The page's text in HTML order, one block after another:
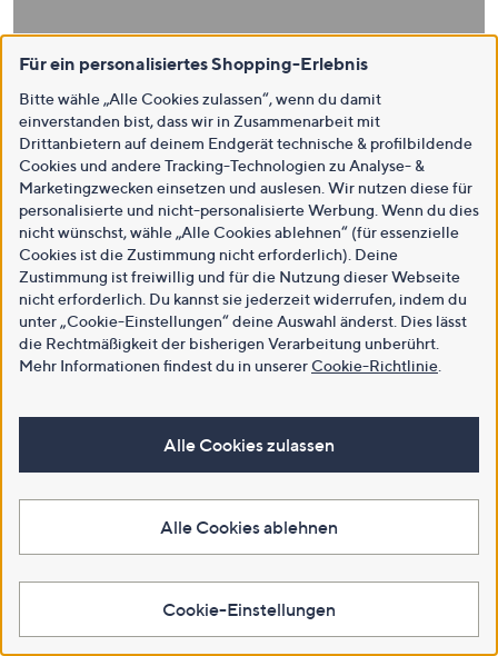
Für ein personalisiertes Shopping-Erlebnis
Bitte wähle „Alle Cookies zulassen“, wenn du damit
einverstanden bist, dass wir in Zusammenarbeit mit
Drittanbietern auf deinem Endgerät technische & profilbildende
Cookies und andere Tracking-Technologien zu Analyse- &
Marketingzwecken einsetzen und auslesen. Wir nutzen diese für
personalisierte und nicht-personalisierte Werbung. Wenn du dies
nicht wünschst, wähle „Alle Cookies ablehnen“ (für essenzielle
Cookies ist die Zustimmung nicht erforderlich). Deine
Zustimmung ist freiwillig und für die Nutzung dieser Webseite
nicht erforderlich. Du kannst sie jederzeit widerrufen, indem du
unter „Cookie-Einstellungen“ deine Auswahl änderst. Dies lässt
die Rechtmäßigkeit der bisherigen Verarbeitung unberührt.
Mehr Informationen findest du in unsererCookie-Richtlinie
Alle Cookies zulassen
Alle Cookies ablehnen
Cookie-Einstellungen